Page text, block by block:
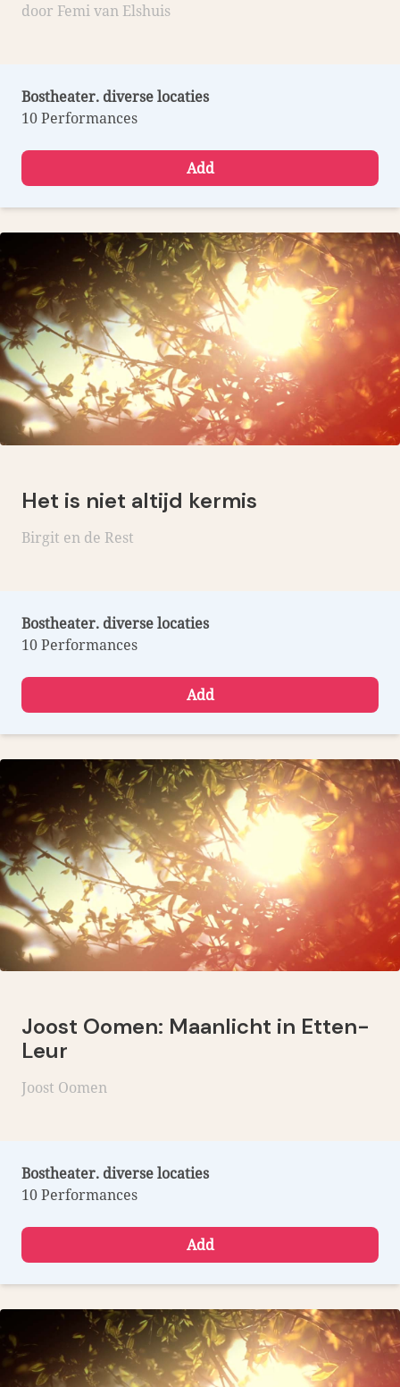
door Femi van Elshuis
Bostheater. diverse locaties
10 Performances
Add
Het is niet altijd kermis
Birgit en de Rest
Bostheater. diverse locaties
10 Performances
Add
Joost Oomen: Maanlicht in Etten-
Leur
Joost Oomen
Bostheater. diverse locaties
10 Performances
Add